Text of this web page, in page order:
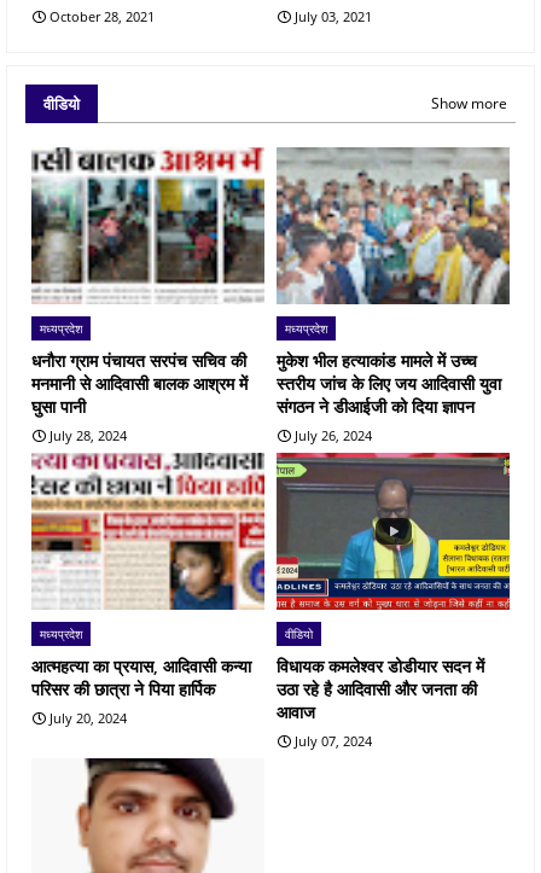
October 28, 2021 July 03, 2021
वीडियो Show more
मध्यप्रदेश
धनौरा ग्राम पंचायत सरपंच सचिव की
मनमानी से आदिवासी बालक आश्रम में
घुसा पानी
July 28, 2024
मध्यप्रदेश
मुकेश भील हत्याकांड मामले में उच्च
स्तरीय जांच के लिए जय आदिवासी युवा
संगठन ने डीआईजी को दिया ज्ञापन
July 26, 2024
मध्यप्रदेश
आत्महत्या का प्रयास, आदिवासी कन्या
परिसर की छात्रा ने पिया हार्पिक
July 20, 2024
वीडियो
विधायक कमलेश्वर डोडीयार सदन में
उठा रहे है आदिवासी और जनता की
आवाज
July 07, 2024